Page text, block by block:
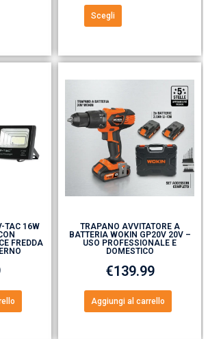
Scegli
TAC 16W
FREDDA
TRAPANO AVVITATORE A
BATTERIA WOKIN GP20V 20V –
USO PROFESSIONALE E
DOMESTICO
€139.99
Aggiungi al carrello